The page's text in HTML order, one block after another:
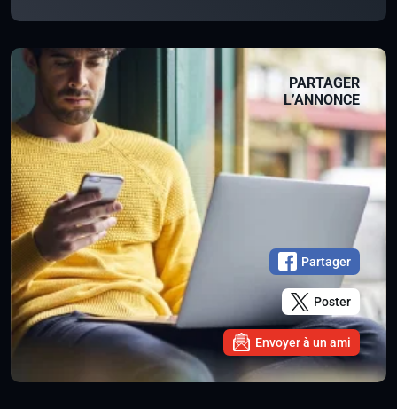
PARTAGER
L’ANNONCE
Partager
Poster
Envoyer à un ami